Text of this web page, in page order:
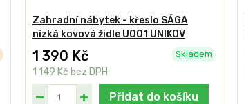
Zahradní nábytek - křeslo SÁGA
nízká kovová židle U001 UNIKOV
1 390 Kč
1 149 Kč bez DPH
Skladem
Přidat do košíku